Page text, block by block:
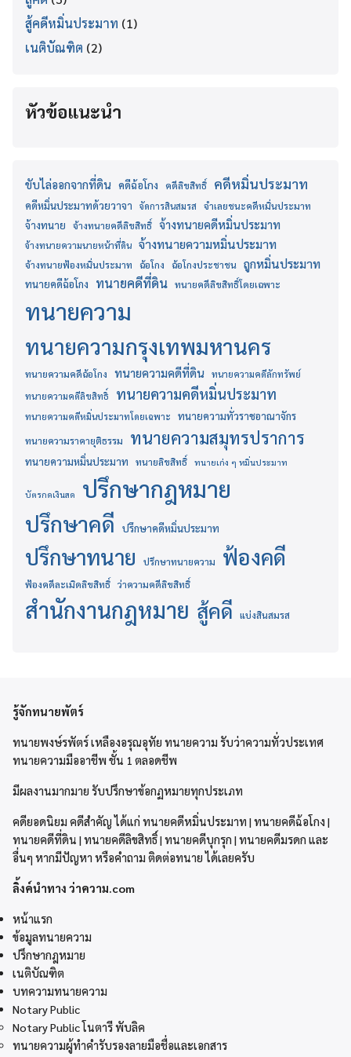
สู้คดีหมิ่นประมาท (1)
เนติบัณฑิต (2)
หัวข้อแนะนำ
ขับไล่ออกจากที่ดิน คดีฉ้อโกง คดีลิขสิทธิ์ คดีหมิ่นประมาท
คดีหมิ่นประมาทด้วยวาจา จัดการสินสมรส จำเลยชนะคดีหมิ่นประมาท
จ้างทนาย จ้างทนายคดีลิขสิทธิ์ จ้างทนายคดีหมิ่นประมาท
จ้างทนายความนายหน้าที่ดิน จ้างทนายความหมิ่นประมาท
จ้างทนายฟ้องหมิ่นประมาท ฉ้อโกง ฉ้อโกงประชาชน ถูกหมิ่นประมาท
ทนายคดีฉ้อโกง ทนายคดีที่ดิน ทนายคดีลิขสิทธิ์โดยเฉพาะ
ทนายความ
ทนายความกรุงเทพมหานคร
ทนายความคดีฉ้อโกง ทนายความคดีที่ดิน ทนายความคดีลักทรัพย์
ทนายความคดีลิขสิทธิ์
ทนายความคดีหมิ่นประมาท
ทนายความคดีหมิ่นประมาทโดยเฉพาะ ทนายความทั่วราชอาณาจักร
ทนายความราคายุติธรรม ทนายความสมุทรปราการ
ทนายความหมิ่นประมาท ทนายลิขสิทธิ์ ทนายเก่ง ๆ หมิ่นประมาท
บัตรกดเงินสด ปรึกษากฎหมาย
ปรึกษาคดี ปรึกษาคดีหมิ่นประมาท
ปรึกษาทนาย ปรึกษาทนายความ ฟ้องคดี
ฟ้องคดีละเมิดลิขสิทธิ์ ว่าความคดีลิขสิทธิ์
สำนักงานกฎหมาย สู้คดี แบ่งสินสมรส
รู้จักทนายพัตร์
ทนายพงษ์รพัตร์ เหลืองอรุณอุทัย ทนายความ รับว่าความทั่วประเทศ
ทนายความมืออาชีพ ชั้น 1 ตลอดชีพ
มีผลงานมากมาย รับปรึกษาข้อกฏหมายทุกประเภท
คดียอดนิยม คดีสำคัญ ได้แก่ ทนายคดีหมิ่นประมาท | ทนายคดีฉ้อโกง |
ทนายคดีที่ดิน | ทนายคดีลิขสิทธิ์ | ทนายคดีบุกรุก | ทนายคดีมรดก และ
อื่นๆ หากมีปัญหา หรือคำถาม ติดต่อทนาย ได้เลยครับ
ลิ้งค์นำทาง ว่าความ.com
หน้าแรก
ข้อมูลทนายความ
ปรึกษากฎหมาย
เนติบัณฑิต
บทความทนายความ
Notary Public
Notary Public โนตารี พับลิค
ทนายความผู้ทำคำรับรองลายมือชื่อและเอกสาร